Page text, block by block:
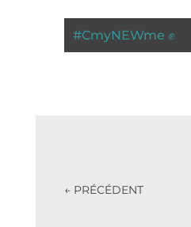
#CmyNEWme ✊
← PRÉCÉDENT